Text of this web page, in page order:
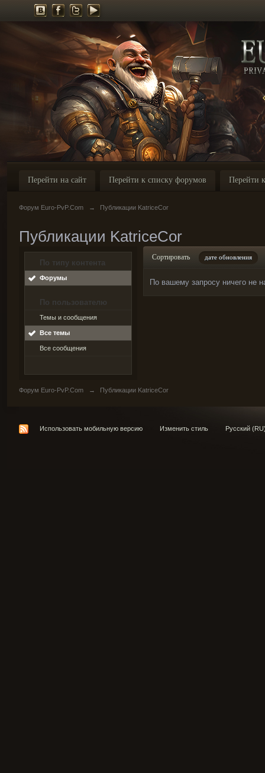
Перейти на сайт Перейти к списку форумов Перейти
Форум Euro-PvP.Com → Публикации KatriceCor
Публикации KatriceCor
По типу контента
Форумы
По пользователю
Темы и сообщения
Все темы
Все сообщения
Сортировать дате обновления
По вашему запросу ничего не
Форум Euro-PvP.Com → Публикации KatriceCor
Использовать мобильную версию Изменить стиль Русский